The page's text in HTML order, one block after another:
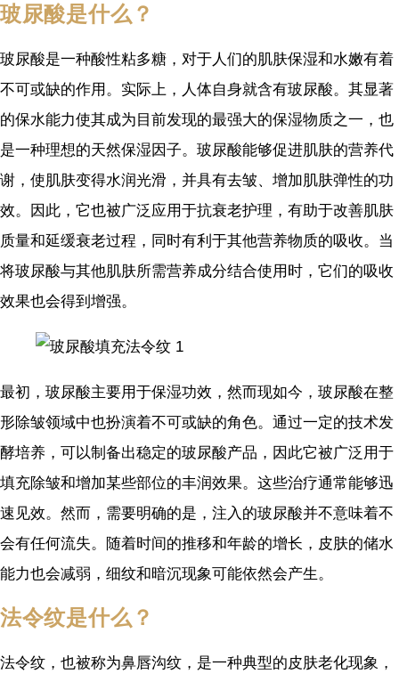
玻尿酸是什么？
玻尿酸是一种酸性粘多糖，对于人们的肌肤保湿和水嫩有着
不可或缺的作用。实际上，人体自身就含有玻尿酸。其显著
的保水能力使其成为目前发现的最强大的保湿物质之一，也
是一种理想的天然保湿因子。玻尿酸能够促进肌肤的营养代
谢，使肌肤变得水润光滑，并具有去皱、增加肌肤弹性的功
效。因此，它也被广泛应用于抗衰老护理，有助于改善肌肤
质量和延缓衰老过程，同时有利于其他营养物质的吸收。当
将玻尿酸与其他肌肤所需营养成分结合使用时，它们的吸收
效果也会得到增强。
最初，玻尿酸主要用于保湿功效，然而现如今，玻尿酸在整
形除皱领域中也扮演着不可或缺的角色。通过一定的技术发
酵培养，可以制备出稳定的玻尿酸产品，因此它被广泛用于
填充除皱和增加某些部位的丰润效果。这些治疗通常能够迅
速见效。然而，需要明确的是，注入的玻尿酸并不意味着不
会有任何流失。随着时间的推移和年龄的增长，皮肤的储水
能力也会减弱，细纹和暗沉现象可能依然会产生。
法令纹是什么？
法令纹，也被称为鼻唇沟纹，是一种典型的皮肤老化现象，